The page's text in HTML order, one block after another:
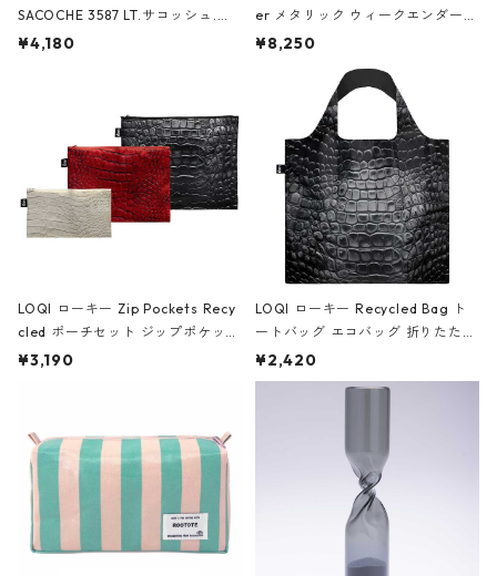
SACOCHE 3587 LT.サコッシュ.ル
ミエ-B ショルダーバッグ グロスピ
¥4,180
er メタリック ウィークエンダー
ボストンバッグ ショルダーバッグ
Black ジャン=ミッシェル・バスキ
ア/クラウン ブラック
¥8,250
LOQI ローキー Zip Pockets Recy
cled ポーチセット ジップポケット
ファスナーポーチ 撥水加工 トラベ
ーガンディー、オフホワイト
¥3,190
LOQI ローキー Recycled Bag ト
ートバッグ エコバッグ 折りたたみ
大きめ 撥水加工 収納ポーチ CRO
CODILE/Black クロコダイル/ブラ
¥2,420